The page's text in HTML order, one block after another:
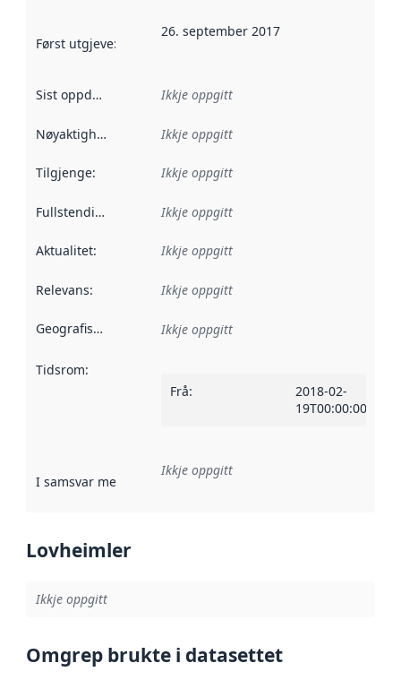
Først utgjeve: Denne datoen seier når dataa i dette
26. september 2017
Sist oppdatert Ikkje oppgitt
Nøyaktigheit Ikkje oppgitt
Tilgjenge: Ikkje oppgitt
Fullstendigheit Ikkje oppgitt
Aktualitet: Ikkje oppgitt
Relevans: Ikkje oppgitt
Geografisk område Ikkje oppgitt
Tidsrom:
Frå:
2018-02-
19T00:00:00Z
I samsvar med Referanse til ei implementeringsregel eller
Ikkje oppgitt
Lovheimler
Ikkje oppgitt
Omgrep brukte i datasettet